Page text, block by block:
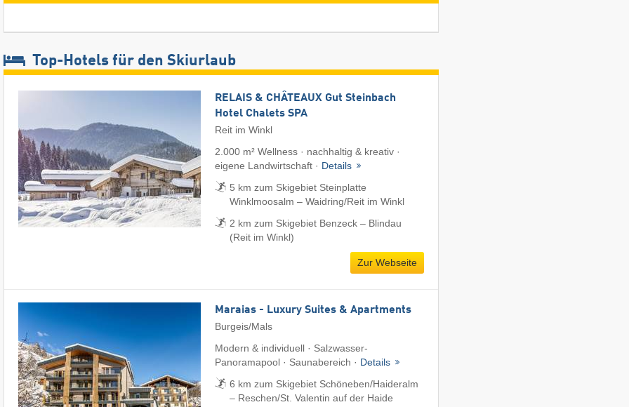
Top-Hotels für den Skiurlaub
RELAIS & CHÂTEAUX Gut Steinbach
Hotel Chalets SPA
Reit im Winkl
2.000 m² Wellness · nachhaltig & kreativ ·
eigene Landwirtschaft · Details
5 km zum Skigebiet Steinplatte
Winklmoosalm – Waidring/​Reit im Winkl
2 km zum Skigebiet Benzeck – Blindau
(Reit im Winkl)
Zur Webseite
Maraias - Luxury Suites & Apartments
Burgeis/Mals
Modern & individuell · Salzwasser-
Panoramapool · Saunabereich · Details
6 km zum Skigebiet Schöneben/​Haideralm
– Reschen/​St. Valentin auf der Haide